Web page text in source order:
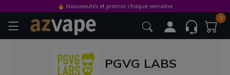
0
PGVG LABS
🔥 Nouveautés et promos chaque semaine